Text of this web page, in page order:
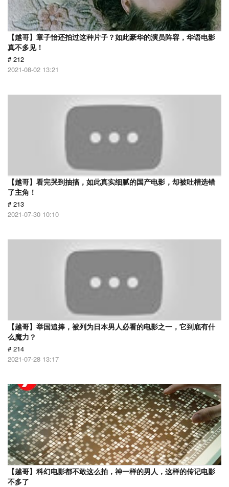
【越哥】章子怡还拍过这种片子？如此豪华的演员阵容，华语电影
真不多见！
# 212
2021-08-02 13:21
【越哥】看完哭到抽搐，如此真实细腻的国产电影，却被吐槽选错
了主角！
# 213
2021-07-30 10:10
【越哥】举国追捧，被列为日本男人必看的电影之一，它到底有什
么魔力？
# 214
2021-07-28 13:17
【越哥】科幻电影都不敢这么拍，神一样的男人，这样的传记电影
不多了